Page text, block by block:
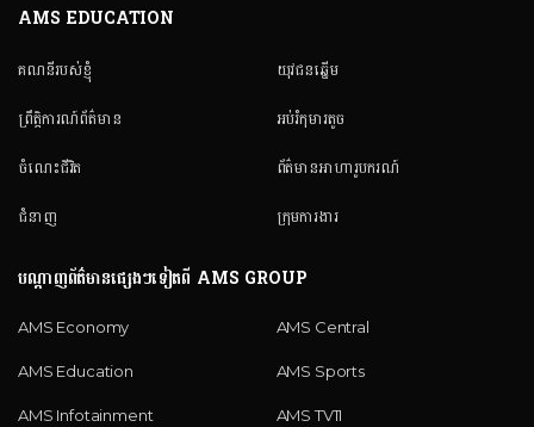
AMS EDUCATION
គណនី​របស់ខ្ញុំ
ព្រឹត្តិការណ៍ព័ត៌មាន
ចំណេះជីវិត
ជំនាញ
យុវជនឆ្នើម
អប់រំកុមារតូច
ព័ត៌មានអាហារូបករណ៍
ក្រុមការងារ
បណ្តាញព័ត៌មានផ្សេងៗទៀតពី AMS GROUP
AMS Economy
AMS Education
AMS Infotainment
AMS Central
AMS Sports
AMS TV11